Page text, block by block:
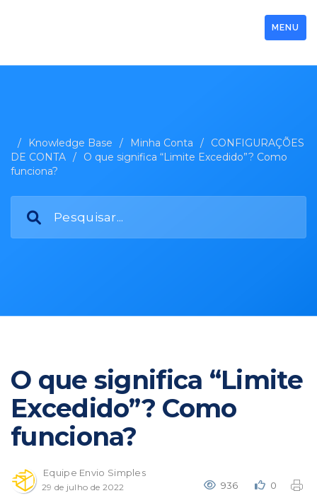
MENU
/ Knowledge Base / Minha Conta /
CONFIGURAÇÕES
DE CONTA /
O que significa “Limite Excedido”? Como
funciona?
O que significa “Limite
Excedido”? Como
funciona?
936 0
Equipe Envio Simples
29 de julho de 2022